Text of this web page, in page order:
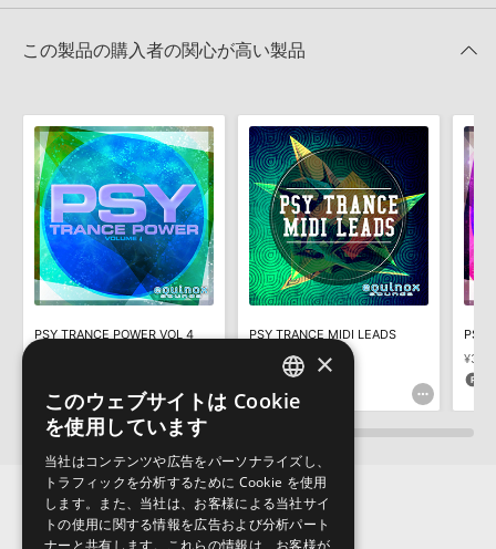
きます際には、NTFSやHFS＋でフォーマットされたHDDをご用意
いただく必要がございます。
知らせするメールの2通が送信されます。メールに記載されており
ます説明に沿って、製品のダウンロード／導入を行って下さい。
サンプルパック製品には、原則として日本語版操作マニュアルをご
用意しておりません。ご購入後のご不明点や詳細に関するお問い合
わせなどはテクニカルサポート
までご連絡ください。
デモソングは、製品収録サウンドを使ってできることを紹介するた
めのデモンストレーション用の楽曲です。原則として、デモソング
そのものをお使いいただくことはできません。また、デモソングを
保証するものではありません。
ダウンロード製品という性質上、一切の返品・返金はお受け付け致
しかねます。
2022.06.06
おります。ご覧頂くには、該当する製品をご購入頂く必要がございます。
PSY TRANCE POWER VOL 2のサポート情報
この製品の購入者の関心が高い製品
PSY TRANCE POWER VOL 4
PSY TRANCE MIDI LEADS
¥2,915
145pt
ENGLISH
×
このウェブサイトは Cookie
を使用しています
当社はコンテンツや広告をパーソナライズし、
トラフィックを分析するために Cookie を使用
します。また、当社は、お客様による当社サイ
トの使用に関する情報を広告および分析パート
ナーと共有します。これらの情報は、お客様が